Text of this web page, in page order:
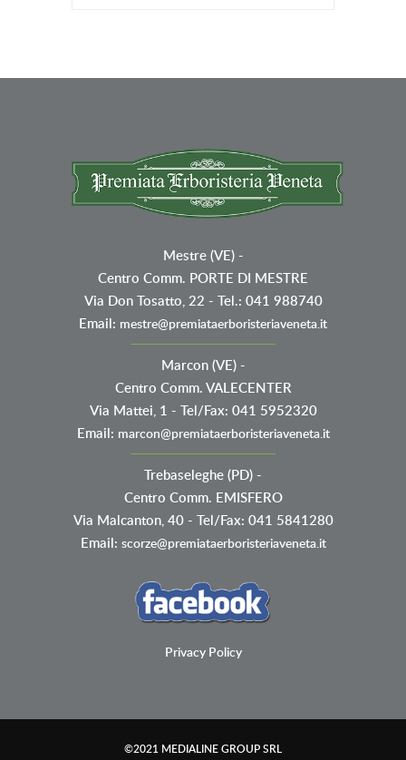
Mestre (VE)-
Centro Comm. PORTE DI MESTRE
Via Don Tosatto, 22 - Tel.: 041 988740
Email: mestre@premiataerboristeriaveneta.it
Marcon (VE)-
Centro Comm. VALECENTER
Via Mattei, 1 - Tel/Fax: 041 5952320
Email: marcon@premiataerboristeriaveneta.it
Trebaseleghe (PD) -
Centro Comm. EMISFERO
Via Malcanton, 40 - Tel/Fax: 041 5841280
Email: scorze@premiataerboristeriaveneta.it
Privacy Policy
©2021 MEDIALINE GROUP SRL